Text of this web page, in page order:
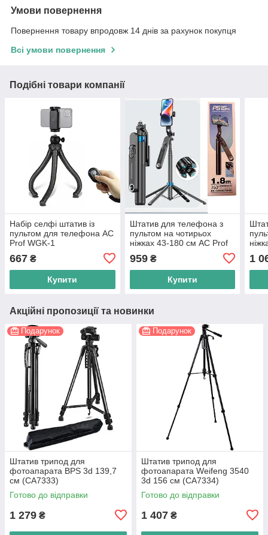
Умови повернення
Повернення товару впродовж 14 днів за рахунок покупця
Всі умови повернення
Подібні товари компанії
Набір селфі штатив із
пультом для телефона AC
Prof WGK-1
667 ₴
Купити
Штатив для телефона з
пультом на чотирьох
ніжках 43-180 см AC Prof
959₴
Купити
1
Акційні пропозиції та новинки
Подарунок
Штатив трипод для
фотоапарата BPS 3d 139,7
см (CA7333)
Готово до відправки
1 279 ₴
Подарунок
Штатив трипод для
фотоапарата Weifeng 3540
3d 156 см (CA7334)
Готово до відправки
1 407 ₴